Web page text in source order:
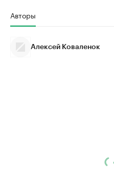
Авторы
Алексей Коваленок